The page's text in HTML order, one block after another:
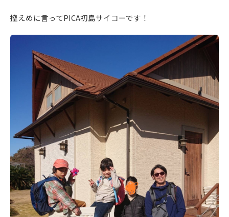
控えめに言ってPICA初島サイコーです！